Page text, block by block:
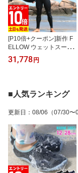
[P10倍+クーポン]新作 F
ELLOW ウェットスーツ
ハイエンドモデル フルス
ーツ 3mm メンズ チェス
ットスーツ サーフィン
シュノーケリング WYF-F
31,778 円
■人気ランキング
更新日 ： 08/06 （07/30〜